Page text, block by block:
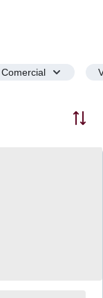
Comercial
Ordenar